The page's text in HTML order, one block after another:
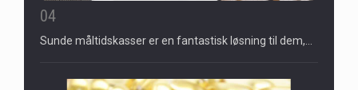
04
Sunde måltidskasser er en fantastisk løsning til dem,…